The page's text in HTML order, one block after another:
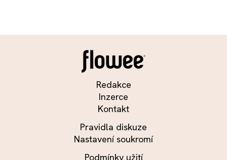
Redakce
Inzerce
Kontakt
Pravidla diskuze
Nastavení soukromí
Podmínky užití